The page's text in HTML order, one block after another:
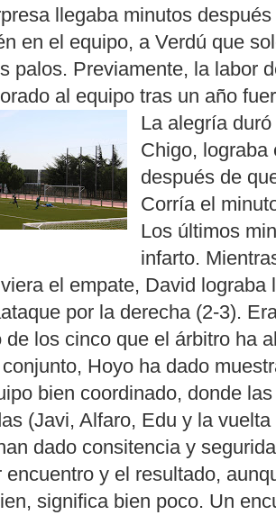
llegaba minutos
en el equipo, a Verdú que
palos. Previamente, la labor
al equipo tras un año
La alegría
Chigo, lograba
después de
Corría el
Los últimos
infarto.
el empate, David lograba
por la derecha (2-3).
de los cinco que el árbitro ha
Hoyo ha dado
bien coordinado, donde
(Javi, Alfaro, Edu y la vuelta
dado consitencia y
encuentro y el resultado,
significa bien poco. Un